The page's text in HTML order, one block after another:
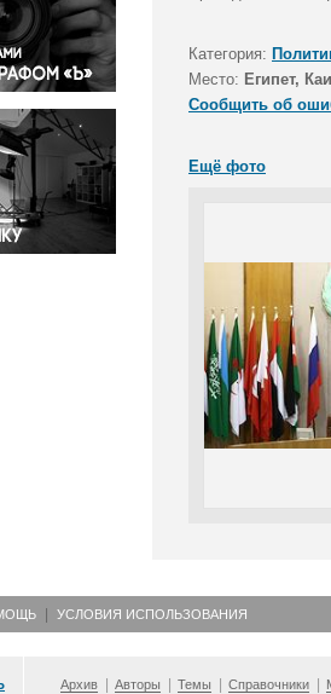
и конфликты
Категория:
Место: Египет,
Сообщить об
Ещё фото
УСЛОВИЯ ИСПОЛЬЗОВАНИЯ
Архив Авторы Темы Справочники